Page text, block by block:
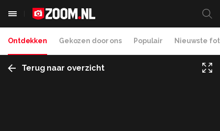
Ontdekken Gekozen door ons Populair Nieuwste
Terug naar overzicht